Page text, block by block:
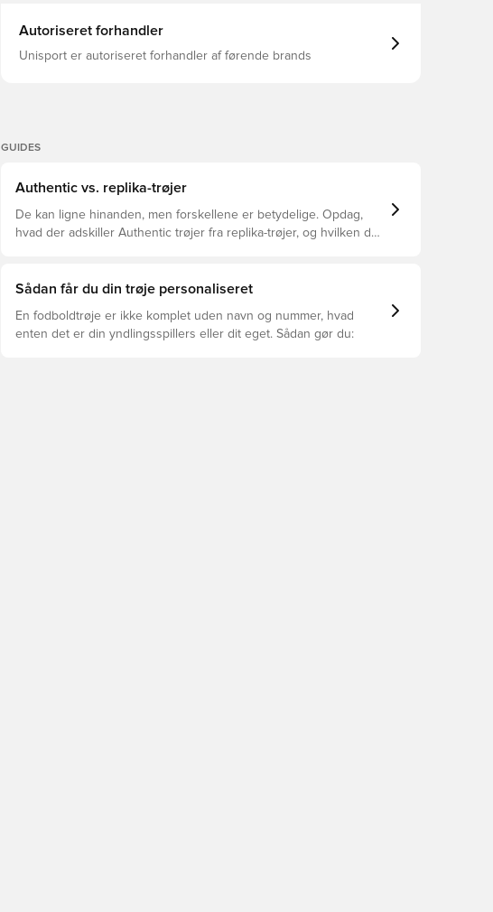
Autoriseret forhandler
Unisport er autoriseret forhandler af førende brands
GUIDES
Authentic vs. replika-trøjer
De kan ligne hinanden, men forskellene er betydelige. Opdag,
hvad der adskiller Authentic trøjer fra replika-trøjer, og hvilken der
Sådan får du din trøje personaliseret
En fodboldtrøje er ikke komplet uden navn og nummer, hvad
enten det er din yndlingsspillers eller dit eget. Sådan gør du: